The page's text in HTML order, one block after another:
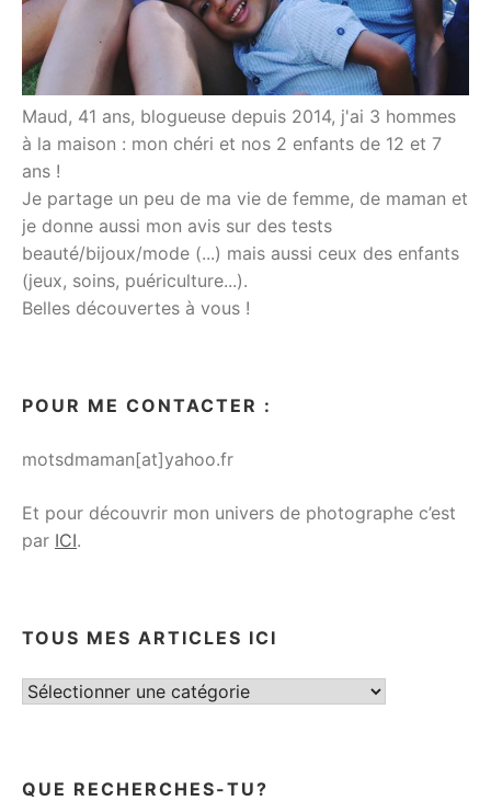
Maud, 41 ans, blogueuse depuis 2014, j'ai 3 hommes
à la maison : mon chéri et nos 2 enfants de 12 et 7
ans !
Je partage un peu de ma vie de femme, de maman et
je donne aussi mon avis sur des tests
beauté/bijoux/mode (...) mais aussi ceux des enfants
(jeux, soins, puériculture...).
Belles découvertes à vous !
POUR ME CONTACTER :
motsdmaman[at]yahoo.fr
Et pour découvrir mon univers de photographe c’est
par ICI.
TOUS MES ARTICLES ICI
Tous
QUE RECHERCHES-TU?